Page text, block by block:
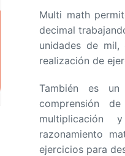
a
d
o
e
0
d
e
5
Multi math
decimal
unidades de
realización de
También es
comprensión
multiplicación
razonamiento
ejercicios para